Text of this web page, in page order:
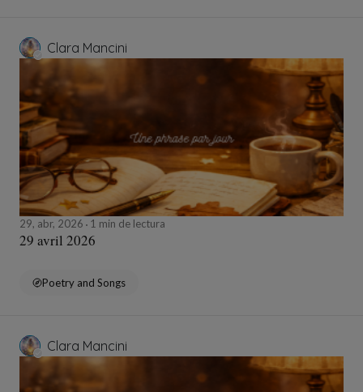
Clara Mancini
29, abr, 2026 1 min de lectura
29 avril 2026
Poetry and Songs
Clara Mancini